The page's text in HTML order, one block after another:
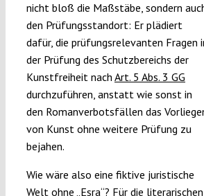
nicht bloß die Maßstäbe, sondern
den Prüfungsstandort: Er plädiert
dafür, die prüfungsrelevanten Fragen
der Prüfung des Schutzbereichs der
Kunstfreiheit nach Art. 5 Abs. 3 GG
durchzuführen, anstatt wie sonst in
den Romanverbotsfällen das
von Kunst ohne weitere Prüfung zu
bejahen.
Wie wäre also eine fiktive juristische
Welt ohne „Esra“? Für die literarischen